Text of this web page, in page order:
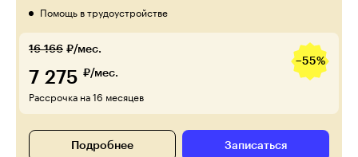
Помощь в трудоустройстве
16 166 ₽/мес.
−55%
7 275 ₽/мес.
Рассрочка на 16 месяцев
Подробнее Записаться